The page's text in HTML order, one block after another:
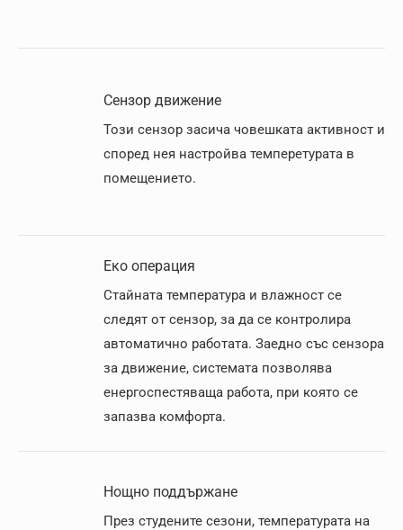
Сензор движение
Този сензор засича човешката активност и
според нея настройва темперетурата в
помещението.
Еко операция
Стайната температура и влажност се
следят от сензор, за да се контролира
автоматично работата. Заедно със сензора
за движение, системата позволява
енергоспестяваща работа, при която се
запазва комфорта.
Нощно поддържане
През студените сезони, температурата на